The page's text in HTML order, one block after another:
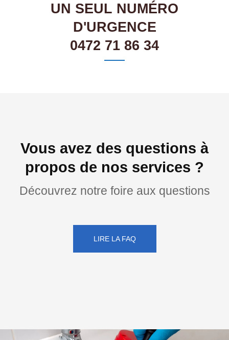
UN SEUL NUMÉRO
D'URGENCE
0472 71 86 34
Vous avez des questions à
propos de nos services ?
Découvrez notre foire aux questions
LIRE LA FAQ